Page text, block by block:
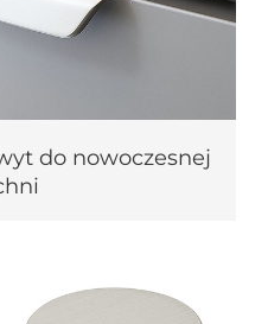
do nowoczesnej